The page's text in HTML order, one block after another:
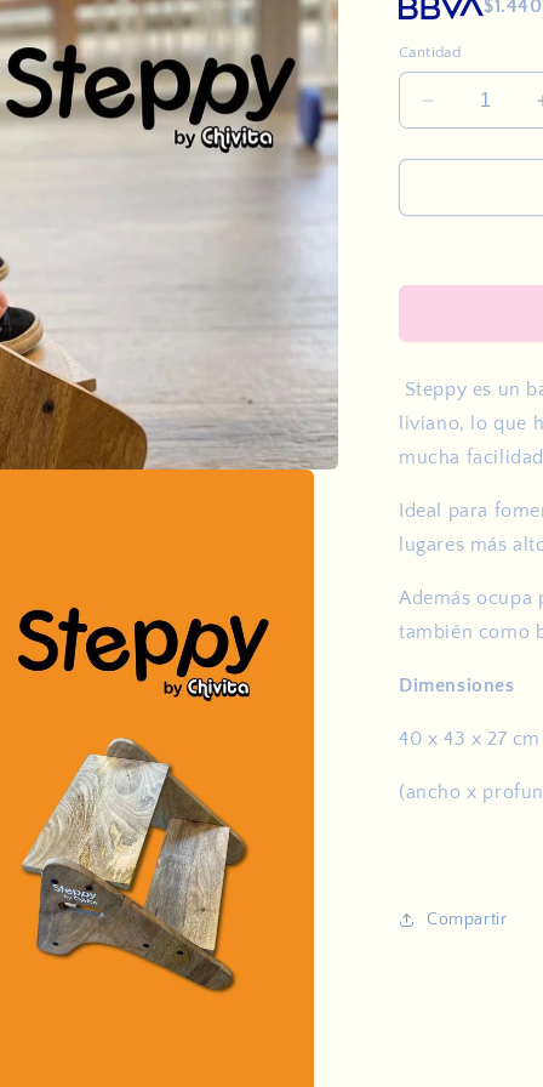
$1.440
Cantidad
Reducir
cantidad
para
Steppy es un
liviano, lo que
mucha
Ideal para
lugares más
Además ocupa
también como
Dimensiones
40 x 43 x 27 cm
(ancho x
Compartir